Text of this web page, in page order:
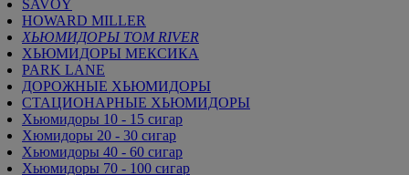
SAVOY
HOWARD MILLER
ХЬЮМИДОРЫ TOM RIVER
ХЬЮМИДОРЫ МЕКСИКА
PARK LANE
ДОРОЖНЫЕ ХЬЮМИДОРЫ
СТАЦИОНАРНЫЕ ХЬЮМИДОРЫ
Хьюмидоры 10 - 15 сигар
Хюмидоры 20 - 30 сигар
Хьюмидоры 40 - 60 сигар
Хьюмидоры 70 - 100 сигар